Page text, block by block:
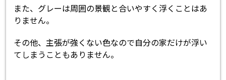
また、グレーは周囲の景観と合いやすく浮くことはあ
りません。
その他、主張が強くない色なので自分の家だけが浮い
てしまうこともありません。